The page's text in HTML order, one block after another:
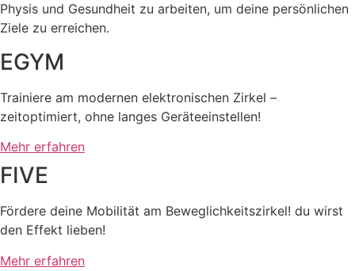
Physis und Gesundheit zu arbeiten, um deine persönlichen
Ziele zu erreichen.
EGYM
Trainiere am modernen elektronischen Zirkel –
zeitoptimiert, ohne langes Geräteeinstellen!
Mehr erfahren
FIVE
Fördere deine Mobilität am Beweglichkeitszirkel! du wirst
den Effekt lieben!
Mehr erfahren